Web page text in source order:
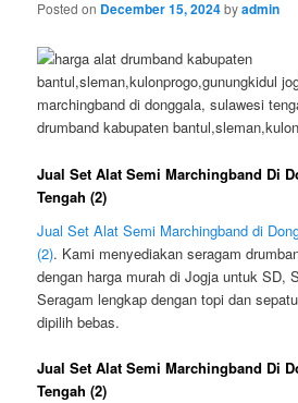
Posted on December 15, 2024byadmin
Jual Set Alat Semi Marchingband Di
Tengah (2)
Jual Set Alat Semi Marchingband di
(2). Kami menyediakan seragam
dengan harga murah di Jogja untuk SD,
Seragam lengkap dengan topi dan
dipilih bebas.
Jual Set Alat Semi Marchingband Di
Tengah (2)